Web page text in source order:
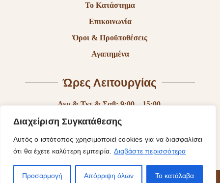
Διαχείριση Συγκατάθεσης
Αυτός ο ιστότοπος χρησιμοποιεί cookies για να διασφαλίσει
ότι θα έχετε καλύτερη εμπειρία. Διαβάστε περισσότερα
Προσαρμογή Απόρριψη όλων Το κατάλαβα
Το Κατάστημα
Επικοινωνία
Όροι & Προϋποθέσεις
Αγαπημένα
Ώρες Λειτουργίας
Δευ & Τετ & Σαβ: 9:00 – 15:00
Τρι & Παρ: 9:00 – 14:30 & 17:30-21:00
Πεμ: 9:00-18:00
Κυρ: Κλειστά